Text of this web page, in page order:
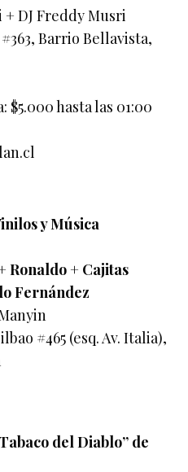
DJ Freddy Musri
Barrio Bellavista,
hasta las 01:00
y Música
Ronaldo + Cajitas
Fernández
#465 (esq. Av. Italia),
del Diablo” de